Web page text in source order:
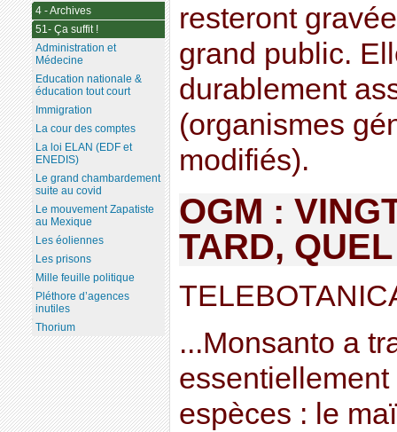
resteront
grand public.
durablement
(organismes
modifiés).
OGM :
TARD,
...Monsanto a
espèces : le
4 - Archives
51- Ça suffit !
Administration et
Médecine
Education nationale &
éducation tout court
Immigration
La cour des comptes
La loi ELAN (EDF et
ENEDIS)
Le grand chambardement
suite au covid
Le mouvement Zapatiste
au Mexique
Les éoliennes
Les prisons
Mille feuille politique
Pléthore d’agences
inutiles
Thorium